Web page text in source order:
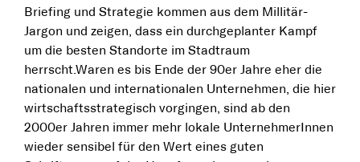
Briefing und Strategie kommen aus dem Millitär-
Jargon und zeigen, dass ein durchgeplanter Kampf
um die besten Standorte im Stadtraum
herrscht.Waren es bis Ende der 90er Jahre eher die
nationalen und internationalen Unternehmen, die hier
wirtschaftsstrategisch vorgingen, sind ab den
2000er Jahren immer mehr lokale UnternehmerInnen
wieder sensibel für den Wert eines guten